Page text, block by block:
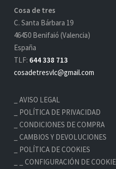
Cosa de tres
C. Santa Bárbara 19
46450 Benifaió (Valencia)
España
TLF: 644 338 713
cosadetresvlc@gmail.com
AVISO LEGAL
POLÍTICA DE PRIVACIDAD
CONDICIONES DE COMPRA
CAMBIOS Y DEVOLUCIONES
POLÍTICA DE COOKIES
_ CONFIGURACIÓN DE